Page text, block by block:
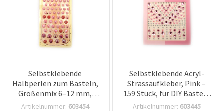
Selbstklebende
Halbperlen zum Basteln,
Größenmix 6–12 mm,
Pink mit Regenbogen-
Artikelnummer: 603454
Selbstklebende Acryl-
Strassaufkleber, Pink –
159 Stück, für DIY Basteln
& Scrapbooking
Artikelnummer: 603445